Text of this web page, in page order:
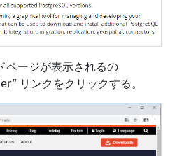
ージが表示されるの
リンクをクリックする。